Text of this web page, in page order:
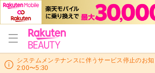
システムメンテナンスに伴うサービス停止のお
2:00〜5:30